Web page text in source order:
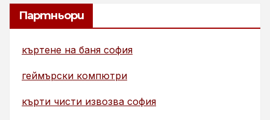
Партньори
къртене на баня софия
геймърски компютри
кърти чисти извозва софия